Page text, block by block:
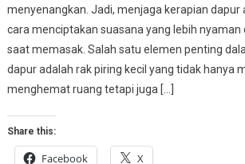
menyenangkan. Jadi, menjaga kerapian dapur
cara menciptakan suasana yang lebih nyaman
saat memasak. Salah satu elemen penting
dapur adalah rak piring kecil yang tidak hanya
menghemat ruang tetapi juga […]
Share this:
Facebook X